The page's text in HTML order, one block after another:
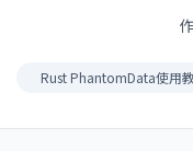
Rust PhantomData使用